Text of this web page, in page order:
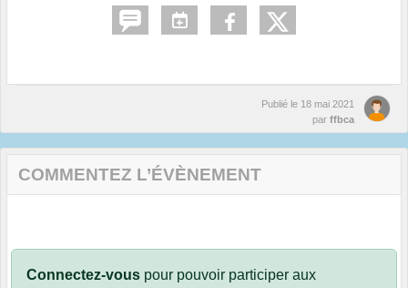
Publié le 18 mai 2021
par ffbca
COMMENTEZ L’ÉVÈNEMENT
Connectez-vous pour pouvoir participer aux